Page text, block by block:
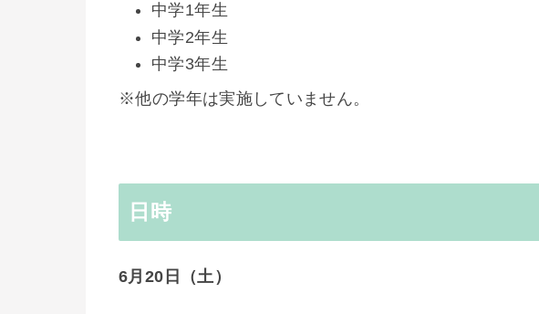
中学1年生
中学2年生
中学3年生
※他の学年は実施していません。
日時
6月20日（土）